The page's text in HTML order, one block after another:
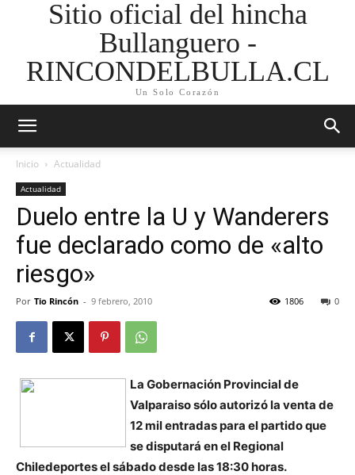
Sitio oficial del hincha
Bullanguero -
RINCONDELBULLA.CL
Un Solo Corazón
Inicio Actualidad
Actualidad
Duelo entre la U y Wanderers
fue declarado como de «alto
riesgo»
Por Tio Rincón - 9 febrero, 2010 0
1806
La Gobernación Provincial de
Valparaiso sólo autorizó la venta de
12 mil entradas para el partido que
se disputará en el Regional
Chiledeportes el sábado desde las 18:30 horas.